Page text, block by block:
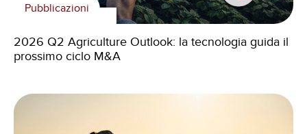
Pubblicazioni
2026 Q2 Agriculture Outlook: la tecnologia guida il
prossimo ciclo M&A